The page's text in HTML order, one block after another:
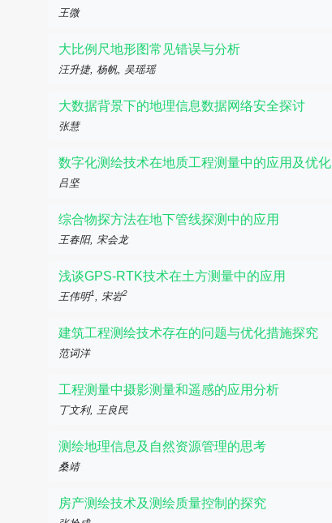
王微
大比例尺地形图常见错误与分析
汪升捷, 杨帆, 吴瑶瑶
大数据背景下的地理信息数据网络安全探讨
张慧
数字化测绘技术在地质工程测量中的应用及优化
吕坚
综合物探方法在地下管线探测中的应用
王春阳, 宋会龙
浅谈GPS-RTK技术在土方测量中的应用
王伟明1, 宋岩2
建筑工程测绘技术存在的问题与优化措施探究
范词洋
工程测量中摄影测量和遥感的应用分析
丁文利, 王良民
测绘地理信息及自然资源管理的思考
桑靖
房产测绘技术及测绘质量控制的探究